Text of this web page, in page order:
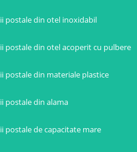
postale din otel inoxidabil
postale din otel acoperit cu pulbere
postale din materiale plastice
postale din alama
postale de capacitate mare